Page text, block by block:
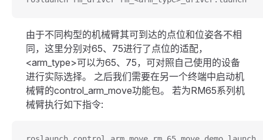
由于不同构型的机械臂其可到达的点位和位姿各不相
同，这里分别对65、75进行了点位的适配，
<arm_type>可以为65、75，可对照自己使用的设备
进行实际选择。 之后我们需要在另一个终端中启动机
械臂的control_arm_move功能包。 若为RM65系列机
械臂执行如下指令: